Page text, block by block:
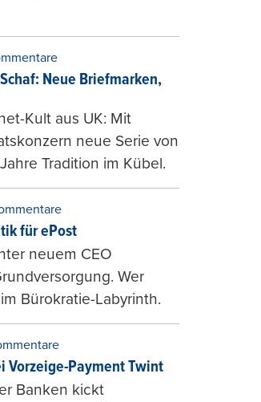
Neue Briefmarken,
Kult aus UK: Mit
neue Serie von
Tradition im Kübel.
für ePost
neuem CEO
Wer
Bürokratie-Labyrinth.
Vorzeige-Payment Twint
Banken kickt